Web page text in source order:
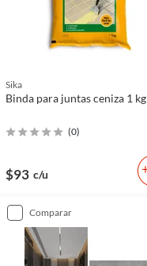
Sika
Binda para juntas ceniza 1 kg
(0)
$93 c/u
comparar